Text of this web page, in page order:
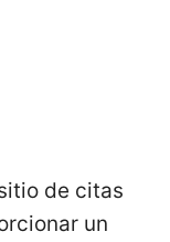
de citas
un